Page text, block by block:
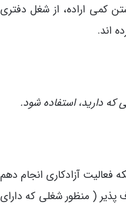
کمی اراده، از شغل دفتری
دارید، استفاده شود.
فعالیت آزادکاری انجام دهم
پذیر ( منظور شغلی که دارای